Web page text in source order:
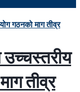
उच्चस्तरीय
तीव्र